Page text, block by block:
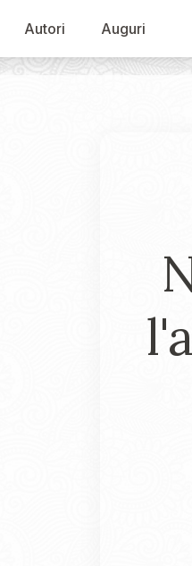
Autori Auguri